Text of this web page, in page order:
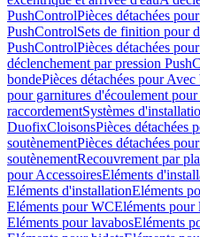
PushControlPièces détachées
PushControlSets de finition pour
PushControlPièces détachées
déclenchement par pression
bondePièces détachées pour
pour garnitures d'écoulement
raccordementSystèmes
DuofixCloisonsPièces détachées
soutènementPièces détachées
soutènementRecouvrement par
pour AccessoiresEléments
Eléments d'installationEléments
Eléments pour WCEléments pour
Eléments pour lavabosEléments